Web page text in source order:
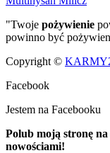
"Twoje pożywienie
powinno być
Copyright ©
Facebook
Jestem na Facebooku
Polub moją stronę
nowościami!